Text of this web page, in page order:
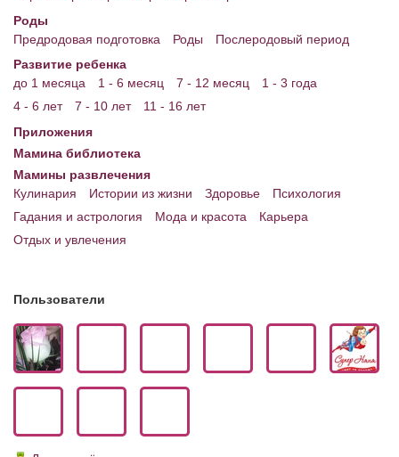
Роды
Предродовая подготовка
Роды
Послеродовый период
Развитие ребенка
до 1 месяца
1 - 6 месяц 7 - 12 месяц
1 - 3 года
4 - 6 лет
7 - 10 лет
11 - 16 лет
Приложения
Мамина библиотека
Мамины развлечения
Кулинария
Истории из жизни Здоровье
Психология
Гадания и астрология
Мода и красота
Карьера
Отдых и увлечения
Пользователи